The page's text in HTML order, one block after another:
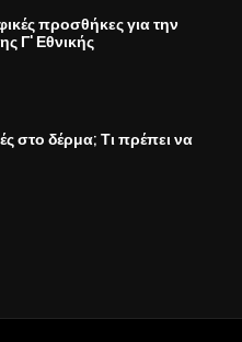
προσθήκες για την
Γ' Εθνικής
στο δέρμα; Τι πρέπει να